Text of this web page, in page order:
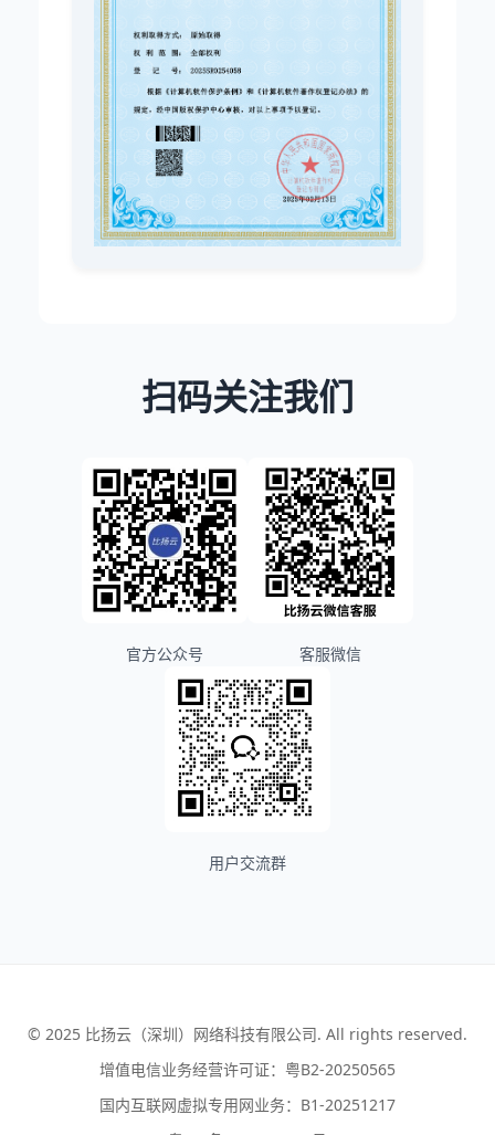
扫码关注我们
官方公众号 客服微信
用户交流群
© 2025 比扬云（深圳）网络科技有限公司. All rights reserved.
增值电信业务经营许可证：粤B2-20250565
国内互联网虚拟专用网业务：B1-20251217